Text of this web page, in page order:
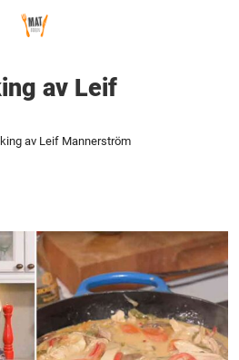
av Leif
av Leif Mannerström